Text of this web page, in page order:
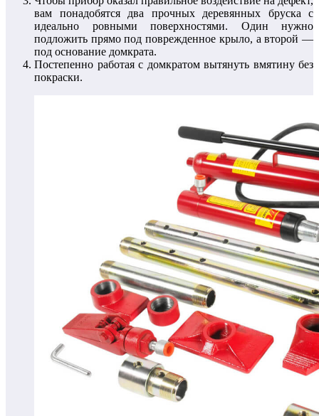
вам понадобятся два прочных деревянных бруска с
идеально ровными поверхностями. Один нужно
подложить прямо под поврежденное крыло, а второй —
под основание домкрата.
Постепенно работая с домкратом вытянуть вмятину без
покраски.